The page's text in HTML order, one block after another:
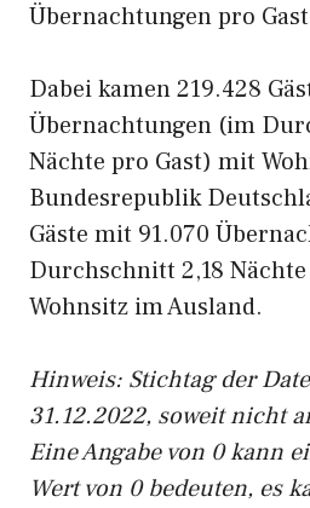
Übernachtungen pro
Dabei kamen 219.428
Übernachtungen (im
Nächte pro Gast) mit
Bundesrepublik
Gäste mit 91.070
Durchschnitt 2,18
Wohnsitz im Ausland.
Hinweis: Stichtag der
31.12.2022, soweit nicht
Eine Angabe von 0 kann
Wert von 0 bedeuten, es